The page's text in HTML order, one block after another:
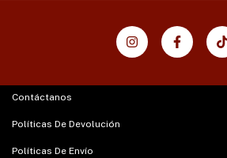
Contáctanos
Políticas De Devolución
Políticas De Envío